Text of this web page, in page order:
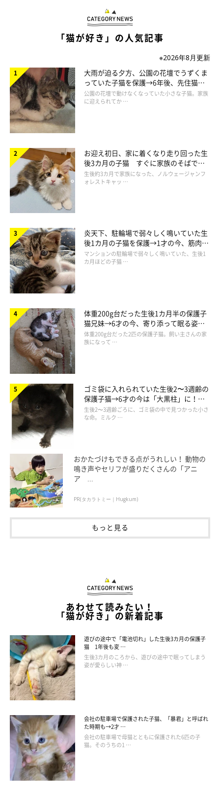
何気ない妻の一言に、思い出すのは、怖いテレビ番組。
『あなたの知らない世界』や『ほんとにあった怖い話』が頭をよ
「猫しか知らない世界…なんちゃって…」
ししまるは、そんなビビりな私に気がついたのか、のびぃ～っと
しながらバッグから離れてくれたのでした。
ある日ししまるは、ベッドの上で飛び跳ねたり、下に潜り込んだ
音とともに、静かになりました。
ベッドの下では、ぼうっとしたししまるが、鼻をペロペロ。
引っ張り出してみると、鼻からは鮮血が垂れ、ベッドの足には血
がついていました。
初めての経験でてんやわんやの私たち。血はすぐに止まり、特に
その後ベッドの足は取り外し、ベッド下の隙間をなくしました。
潜り込む場所がなくなってしまった、ししまる。
その代わりでしょうか、それ以後は部屋の隅に置かれた箱に入る
ようになりました。
これが、『箱猫ししまる』の始まりかも知れません。
「猫が好き」の人気記事
※2026年8月更新
大雨が迫る夕方、公園の花壇でうずくま
っていた子猫を保護→6年後、先住猫
と“姉妹”のような関係に
公園の花壇で動けなくなっていた小さな子猫。家族
に迎えられてか …
お迎え初日、家に着くなり走り回った生
後3カ月の子猫 すぐに家族のそばで落
ち着く姿に「迎えてよかった」
生後約3カ月で家族になった、ノルウェージャンフ
ォレストキャッ …
炎天下、駐輪場で弱々しく鳴いていた生
後1カ月の子猫を保護→1才の今、筋肉質
でツンデレなコに成長
マンションの駐輪場で弱々しく鳴いていた、生後1
カ月ほどの子猫 …
体重200g台だった生後1カ月半の保護子
猫兄妹→6才の今、寄り添って眠る姿に
ほっこり！
体重200g台だった2匹の保護子猫。飼い主さんの家
族になって …
ゴミ袋に入れられていた生後2〜3週齢の
保護子猫→6才の今は「大黒柱」に！
美しい黒猫に成長した姿にグッとくる
生後2〜3週齢ごろに、ゴミ袋の中で見つかった小さ
な命。ミルク …
おかたづけもできる点がうれしい！ 動物の
鳴き声やセリフが盛りだくさんの「アニ
ア ...
PR(タカラトミー｜Hugkum)
もっと見る
あわせて読みたい！
「猫が好き」の新着記事
遊びの途中で「電池切れ」した生後3カ月の保護子
猫 1年後も変 …
生後3カ月のころから、遊びの途中で眠ってしまう
姿が愛らしい神 …
会社の駐車場で保護された子猫、「暴君」と呼ばれ
た時期も→2才 …
会社の駐車場で母猫とともに保護された6匹の子
猫。そのうちの1 …